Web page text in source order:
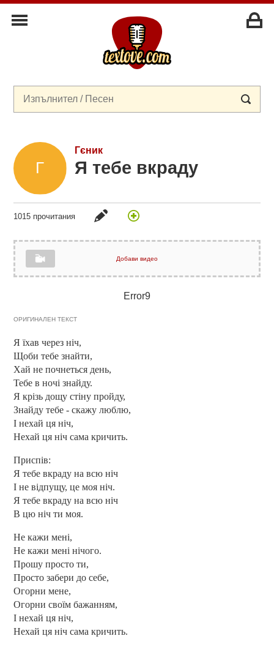
Гєник
Я тебе вкраду
1015 прочитания
Добави видео
Error9
ОРИГИНАЛЕН ТЕКСТ
Я їхав через ніч,
Щоби тебе знайти,
Хай не почнеться день,
Тебе в ночі знайду.
Я крізь дощу стіну пройду,
Знайду тебе - скажу люблю,
І нехай ця ніч,
Нехай ця ніч сама кричить.
Приспів:
Я тебе вкраду на всю ніч
І не відпущу, це моя ніч.
Я тебе вкраду на всю ніч
В цю ніч ти моя.
Не кажи мені,
Не кажи мені нічого.
Прошу просто ти,
Просто забери до себе,
Огорни мене,
Огорни своїм бажанням,
І нехай ця ніч,
Нехай ця ніч сама кричить.